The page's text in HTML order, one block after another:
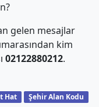
gelen mesajlar
kim
02122880212.
Hat Şehir Alan Kodu